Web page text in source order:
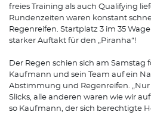
freies Training als auch Qualifying
Rundenzeiten waren konstant
Regenreifen. Startplatz 3 im 35
starker Auftakt für den „Piranha“!
Der Regen schien sich am Samstag
Kaufmann und sein Team auf ein
Abstimmung und Regenreifen.
Slicks, alle anderen waren wie wir
so Kaufmann, der sich berechtigte